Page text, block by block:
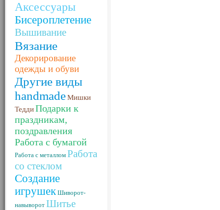
Аксессуары
Бисероплетение
Вышивание
Вязание
Декорирование
одежды и обуви
Другие виды
handmadeМишки
ТеддиПодарки к
праздникам,
поздравления
Работа с бумагой
Работа с металлом Работа
со стеклом
Создание
игрушек Шиворот-
навыворот Шитье